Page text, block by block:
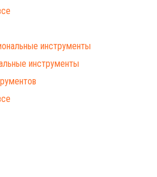
инструменты
инструменты